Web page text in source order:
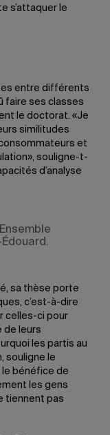
s’attaquer le
entre différents
faire ses classes
le doctorat. «Je
similitudes
et
souligne-t-
d’analyse
sa thèse porte
c’est-à-dire
celles-ci pour
de leurs
les partis au
souligne le
le bénéfice de
les gens
tiennent pas